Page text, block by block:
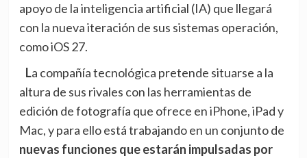
apoyo de la inteligencia artificial (IA) que llegará
con la nueva iteración de sus sistemas operación,
como iOS 27.
La compañía tecnológica pretende situarse a la
altura de sus rivales con las herramientas de
edición de fotografía que ofrece en iPhone, iPad y
Mac, y para ello está trabajando en un conjunto de
nuevas funciones que estarán impulsadas por